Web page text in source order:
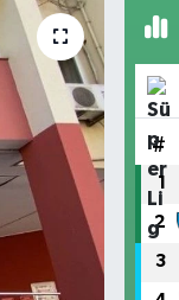
#
1
2
3